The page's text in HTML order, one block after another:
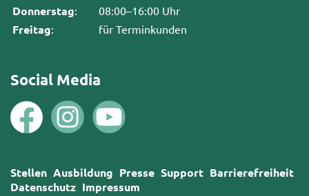
Donnerstag: 08:00–16:00 Uhr
Freitag: für Terminkunden
Social Media
Stellen Ausbildung Presse Support Barrierefreiheit
Datenschutz Impressum